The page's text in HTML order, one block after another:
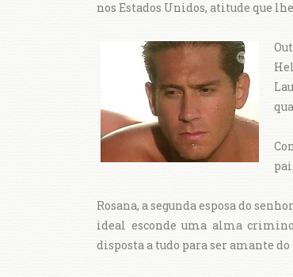
nos Estados Unidos, atitude que
Rosana, a segunda esposa do
ideal esconde uma alma
disposta a tudo para ser amante do